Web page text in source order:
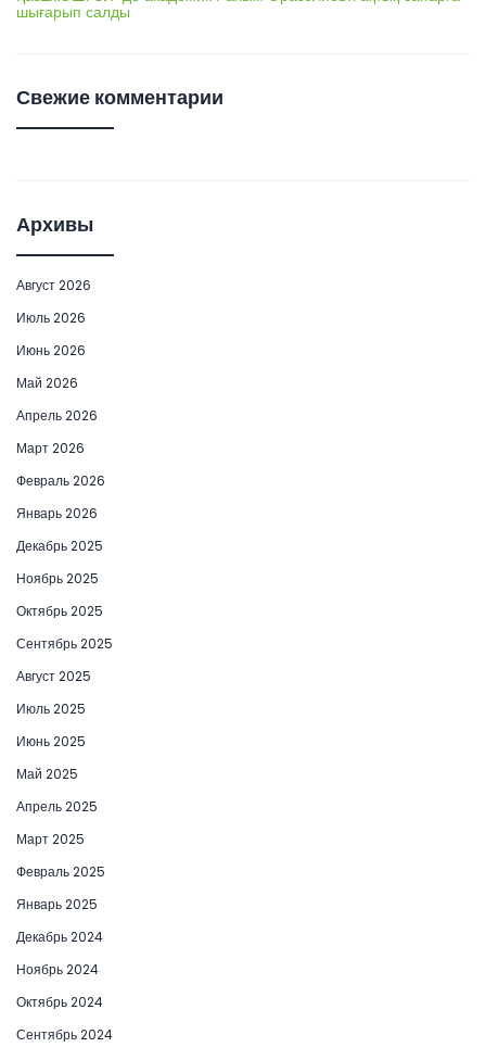
шығарып салды
Свежие комментарии
Архивы
Август 2026
Июль 2026
Июнь 2026
Май 2026
Апрель 2026
Март 2026
Февраль 2026
Январь 2026
Декабрь 2025
Ноябрь 2025
Октябрь 2025
Сентябрь 2025
Август 2025
Июль 2025
Июнь 2025
Май 2025
Апрель 2025
Март 2025
Февраль 2025
Январь 2025
Декабрь 2024
Ноябрь 2024
Октябрь 2024
Сентябрь 2024